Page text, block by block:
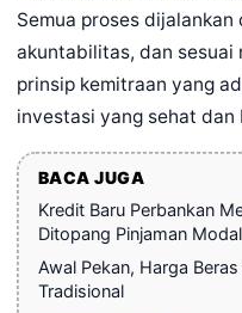
Semua proses
akuntabilitas, dan sesuai
prinsip kemitraan yang
investasi yang sehat dan
BACA JUGA
Kredit Baru Perbankan
Ditopang Pinjaman
Awal Pekan, Harga
Tradisional